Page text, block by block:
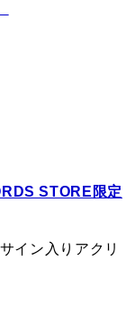
STORE限定
イン入りアクリ